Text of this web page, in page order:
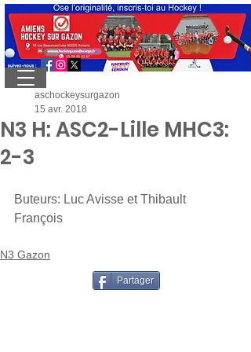
N3 H: ASC2-Lille MHC3:
2-3
aschockeysurgazon
15 avr. 2018
Buteurs: Luc Avisse et Thibault
François
N3 Gazon
Partager